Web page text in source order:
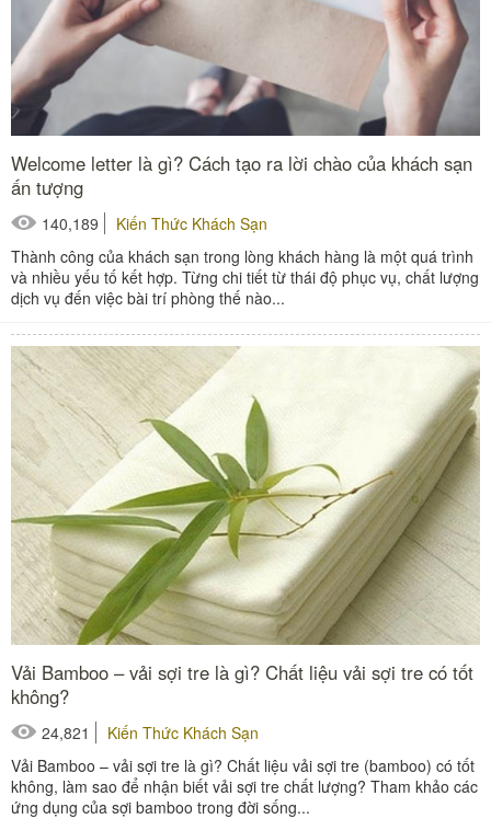
Welcome letter là gì? Cách tạo ra lời chào của khách sạn
ấn tượng
140,189
Kiến Thức Khách Sạn
Thành công của khách sạn trong lòng khách hàng là một quá trình
và nhiều yếu tố kết hợp. Từng chi tiết từ thái độ phục vụ, chất lượng
dịch vụ đến việc bài trí phòng thế nào...
Vải Bamboo – vải sợi tre là gì? Chất liệu vải sợi tre có tốt
không?
24,821
Kiến Thức Khách Sạn
Vải Bamboo – vải sợi tre là gì? Chất liệu vải sợi tre (bamboo) có tốt
không, làm sao để nhận biết vải sợi tre chất lượng? Tham khảo các
ứng dụng của sợi bamboo trong đời sống...